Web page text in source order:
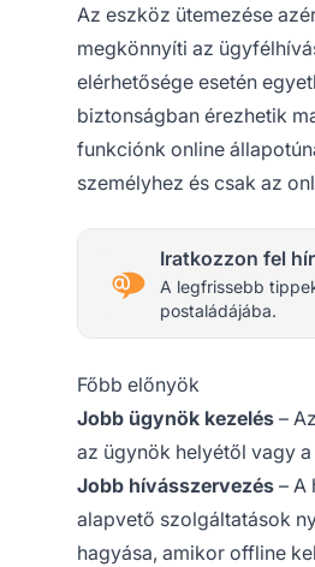
Az eszköz ütemezése
megkönnyíti az
elérhetősége esetén
biztonságban érezhetik
funkciónk online
személyhez és csak az
Iratkozzon fel
A legfrissebb
postaládájába.
Főbb előnyök
Jobb ügynök kezelés –
az ügynök helyétől vagy
Jobb hívásszervezés – A
alapvető szolgáltatások
hagyása, amikor offline